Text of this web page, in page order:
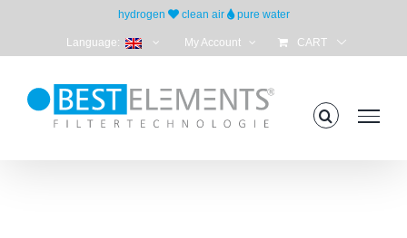
hydrogen clean air pure water
Language: My Account CART